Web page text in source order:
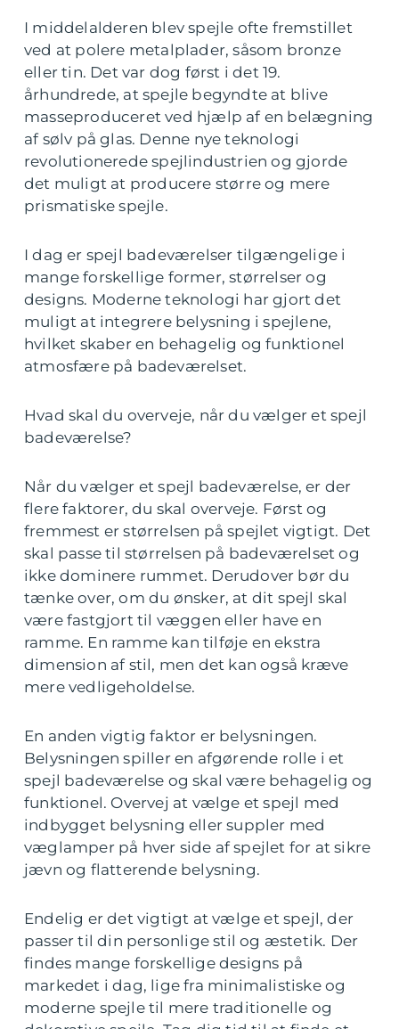
I middelalderen blev spejle ofte fremstillet
ved at polere metalplader, såsom bronze
eller tin. Det var dog først i det 19.
århundrede, at spejle begyndte at blive
masseproduceret ved hjælp af en belægning
af sølv på glas. Denne nye teknologi
revolutionerede spejlindustrien og gjorde
det muligt at producere større og mere
prismatiske spejle.
I dag er spejl badeværelser tilgængelige i
mange forskellige former, størrelser og
designs. Moderne teknologi har gjort det
muligt at integrere belysning i spejlene,
hvilket skaber en behagelig og funktionel
atmosfære på badeværelset.
Hvad skal du overveje, når du vælger et spejl
badeværelse?
Når du vælger et spejl badeværelse, er der
flere faktorer, du skal overveje. Først og
fremmest er størrelsen på spejlet vigtigt. Det
skal passe til størrelsen på badeværelset og
ikke dominere rummet. Derudover bør du
tænke over, om du ønsker, at dit spejl skal
være fastgjort til væggen eller have en
ramme. En ramme kan tilføje en ekstra
dimension af stil, men det kan også kræve
mere vedligeholdelse.
En anden vigtig faktor er belysningen.
Belysningen spiller en afgørende rolle i et
spejl badeværelse og skal være behagelig og
funktionel. Overvej at vælge et spejl med
indbygget belysning eller suppler med
væglamper på hver side af spejlet for at sikre
jævn og flatterende belysning.
Endelig er det vigtigt at vælge et spejl, der
passer til din personlige stil og æstetik. Der
findes mange forskellige designs på
markedet i dag, lige fra minimalistiske og
moderne spejle til mere traditionelle og